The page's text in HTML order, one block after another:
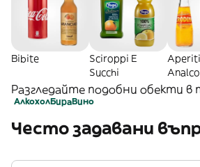
Bibite
Sciroppi E
Succhi
Разгледайте подобни обекти в
АлкохолБираВино
Често задавани